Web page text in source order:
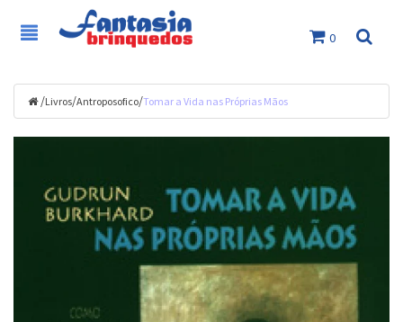
0
/Livros/Antroposofico/Tomar a Vida nas Próprias Mãos